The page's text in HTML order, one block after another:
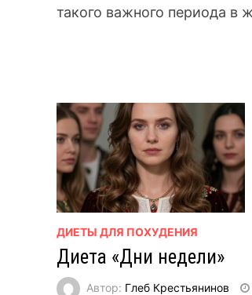
такого важного периода в
ДИЕТЫ ДЛЯ ПОХУДЕНИЯ
Диета «Дни недели»
Автор: Глеб Крестьянинов